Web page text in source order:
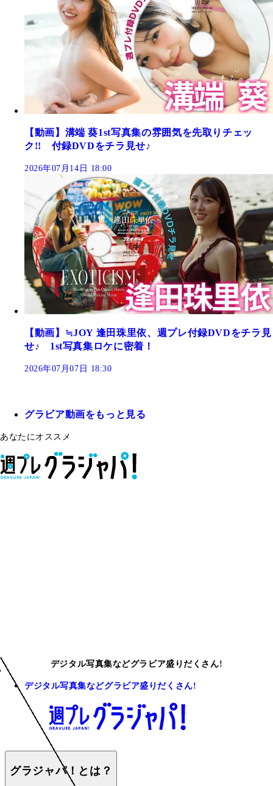
【動画】溝端 葵1st写真集の雰囲気を先取りチェッ
ク!! 付録DVDをチラ見せ♪
2026年07月14日 18:00
【動画】≒JOY 逢田珠里依、週プレ付録DVDをチラ見
せ♪ 1st写真集ロケに密着！
2026年07月07日 18:30
グラビア動画をもっと見る
あなたにオススメ
デジタル写真集などグラビア盛りだくさん!
デジタル写真集などグラビア盛りだくさん!
グラジャパ！とは？